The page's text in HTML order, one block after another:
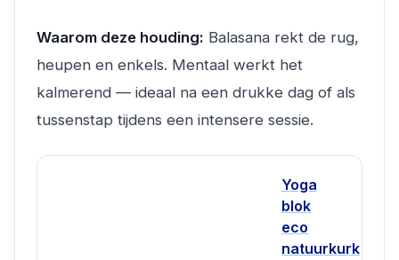
Waarom deze houding: Balasana rekt de rug,
heupen en enkels. Mentaal werkt het
kalmerend — ideaal na een drukke dag of als
tussenstap tijdens een intensere sessie.
Yoga
blok
eco
natuurkurk